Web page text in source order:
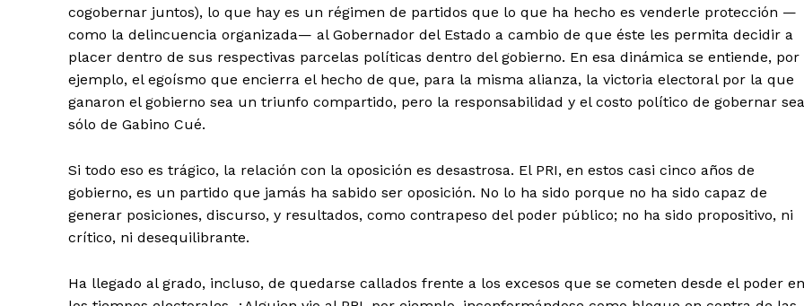
cogobernar juntos), lo que hay es un régimen de partidos que lo que ha hecho es venderle protección —
como la delincuencia organizada— al Gobernador del Estado a cambio de que éste les permita decidir a
placer dentro de sus respectivas parcelas políticas dentro del gobierno. En esa dinámica se entiende, por
ejemplo, el egoísmo que encierra el hecho de que, para la misma alianza, la victoria electoral por la que
ganaron el gobierno sea un triunfo compartido, pero la responsabilidad y el costo político de gobernar sea
sólo de Gabino Cué.
Si todo eso es trágico, la relación con la oposición es desastrosa. El PRI, en estos casi cinco años de
gobierno, es un partido que jamás ha sabido ser oposición. No lo ha sido porque no ha sido capaz de
generar posiciones, discurso, y resultados, como contrapeso del poder público; no ha sido propositivo, ni
crítico, ni desequilibrante.
Ha llegado al grado, incluso, de quedarse callados frente a los excesos que se cometen desde el poder en